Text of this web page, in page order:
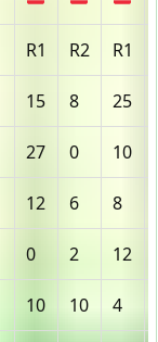
R1 R2 R1
15 8 25
27 0 10
12 6 8
0 2 12
10 10 4